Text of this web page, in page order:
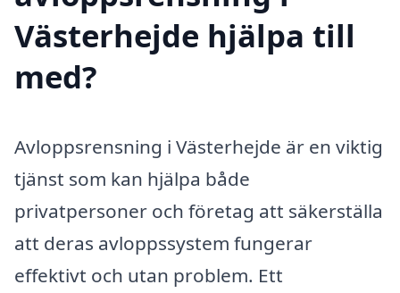
Västerhejde hjälpa till
med?
Avloppsrensning i Västerhejde är en viktig
tjänst som kan hjälpa både
privatpersoner och företag att säkerställa
att deras avloppssystem fungerar
effektivt och utan problem. Ett